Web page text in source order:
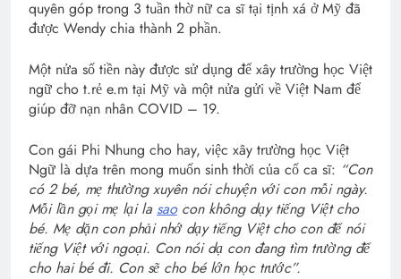
quyên góp trong 3 tuần thờ nữ ca sĩ tại tịnh xá ở Mỹ đã
được Wendy chia thành 2 phần.
Một nửa số tiền này được sử dụng để xây trường học Việt
ngữ cho t.rẻ e.m tại Mỹ và một nửa gửi về Việt Nam để
giúp đỡ nạn nhân COVID – 19.
Con gái Phi Nhung cho hay, việc xây trường học Việt
Ngữ là dựa trên mong muốn sinh thời của cố ca sĩ: “Con
có 2 bé, mẹ thường xuyên nói chuyện với con mỗi ngày.
Mỗi lần gọi mẹ lại la saocon không dạy tiếng Việt cho
bé. Mẹ dặn con phải nhớ dạy tiếng Việt cho con để nói
tiếng Việt với ngoại. Con nói dạ con đang tìm trường để
cho hai bé đi. Con sẽ cho bé lớn học trước”.